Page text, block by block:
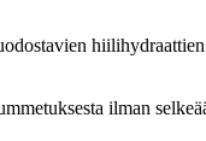
ilman